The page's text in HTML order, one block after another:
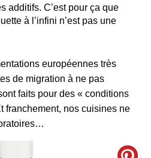
additifs. C’est pour ça que
à l’infini n’est pas une
européennes très
de migration à ne pas
faits pour des « conditions
franchement, nos cuisines ne